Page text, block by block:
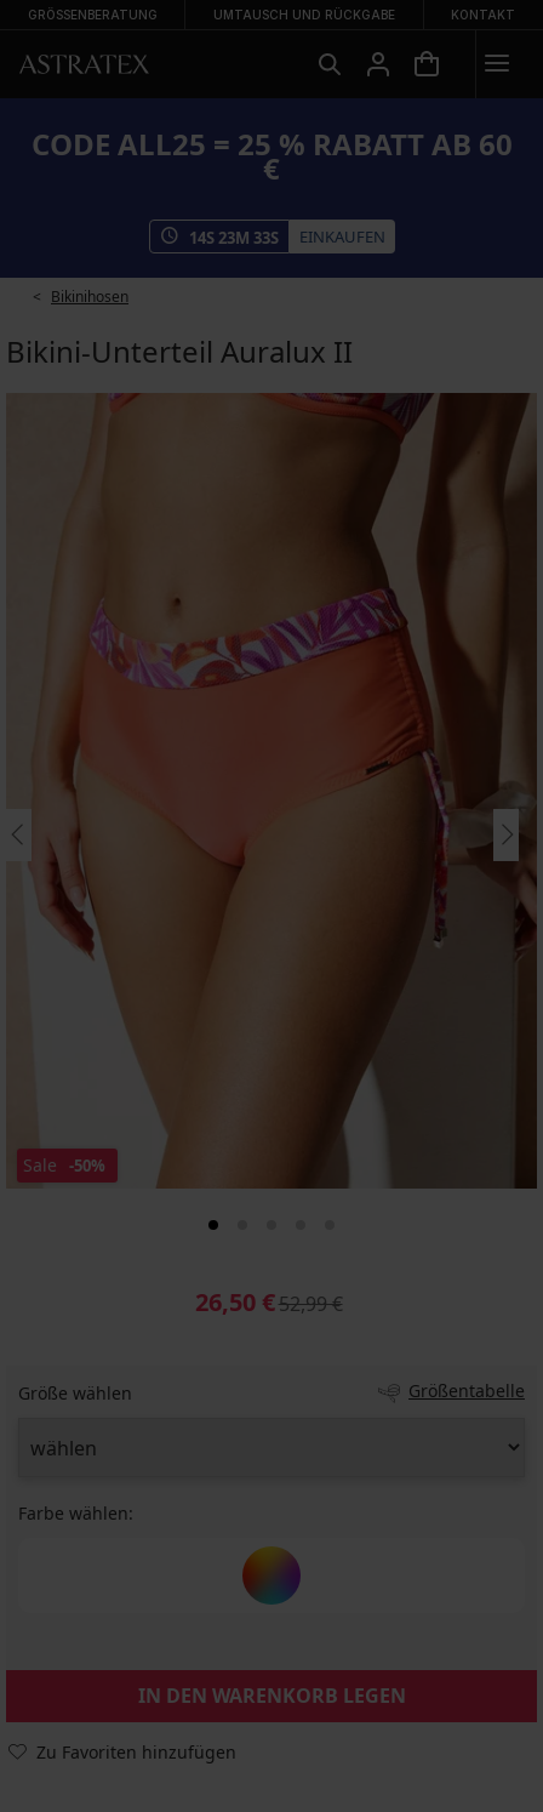
GRÖSSENBERATUNG UMTAUSCH UND RÜCKGABE KONTAKT
CODE ALL25 = 25 % RABATT AB 60
€
14S23M 33S EINKAUFEN
Bikinihosen
Bikini-Unterteil Auralux II
Sale -50%
26,50 €52,99 €
Größe wählen Größentabelle
Farbe wählen:
IN DEN WARENKORB LEGEN
Zu Favoriten hinzufügen